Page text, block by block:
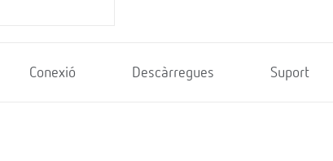
Conexió Descàrregues Suport